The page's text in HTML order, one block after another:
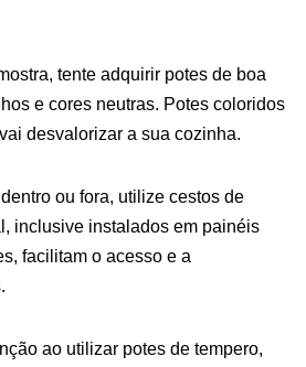
tente adquirir potes de boa
e cores neutras. Potes coloridos
desvalorizar a sua cozinha.
ou fora, utilize cestos de
inclusive instalados em painéis
facilitam o acesso e a
ao utilizar potes de tempero,